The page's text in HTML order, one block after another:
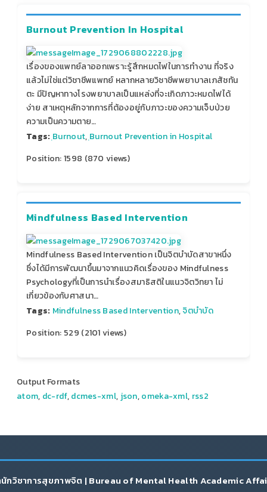
Burnout Prevention In Hospital
เรื่องของแพทย์ลาออกเพราะรู้สึกหมดไฟในการทำงาน ที่จริง
แล้วไม่ใช่แต่วิชาชีพแพทย์ หลากหลายวิชาชีพพยาบาลเภสัชทัน
ตะ มีปัญหาทางโรงพยาบาลเป็นแหล่งที่จะเกิดภาวะหมดไฟได้
ง่าย สาเหตุหลักจากการที่ต้องอยู่กับภาวะของความเจ็บป่วย
ความเป็นความตาย…
Tags: ฺBurnout, ฺBurnout Prevention in Hospital
Position:1598 (870 views)
Mindfulness Based Intervention
Mindfulness Based Intervention เป็นจิตบำบัดสาขาหนึ่ง
ซึ่งได้มีการพัฒนาขึ้นมาจากแนวคิดเรื่องของ Mindfulness
Psychologyที่เป็นการนำเรื่องสมาธิสติในแนวจิตวิทยา ไม่
เกี่ยวข้องกับศาสนา…
Tags: Mindfulness Based Intervention,จิตบำบัด
Position: 529 (2101views)
Output Formats
atom, dc-rdf,dcmes-xml, json,omeka-xml, rss2
กวิชาการสุขภาพจิต | Bureau of Mental Health Academic